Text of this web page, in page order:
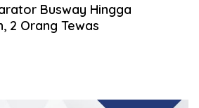
Busway Hingga
2 Orang Tewas